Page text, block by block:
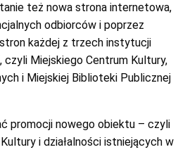
też nowa strona internetowa,
odbiorców i poprzez
każdej z trzech instytucji
czyli Miejskiego Centrum Kultury,
i Miejskiej Biblioteki Publicznej
promocji nowego obiektu – czyli
i działalności istniejących w